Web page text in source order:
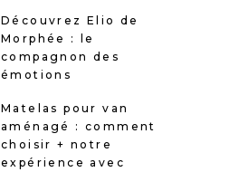
Découvrez Elio de
Morphée : le
compagnon des
émotions
Matelas pour van
aménagé : comment
choisir + notre
expérience avec